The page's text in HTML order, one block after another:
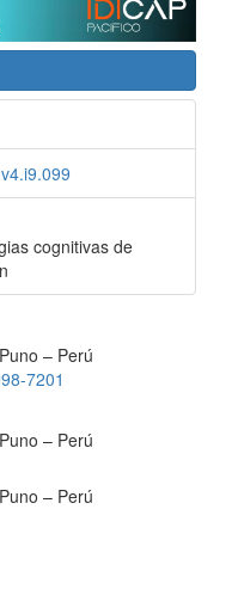
cognitivas de
– Perú
7201
– Perú
– Perú